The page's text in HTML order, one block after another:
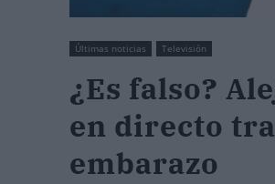
Últimas noticias Televisión
¿Es falso?
en directo
embarazo